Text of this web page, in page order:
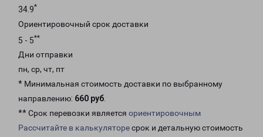
34.9*
Ориентировочный срок доставки
5 - 5**
Дни отправки
пн, ср, чт, пт
* Минимальная стоимость доставки по выбранному
направлению: 660 руб.
** Срок перевозки является ориентировочным
Рассчитайте в калькуляторесрок и детальную стоимость